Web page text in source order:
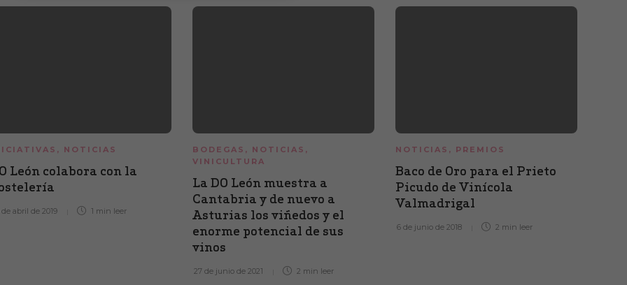
, NOTICIAS
León colabora con la
de abril de 2019 1 min leer
BODEGAS , NOTICIAS ,
VINICULTURA
La DO León muestra a
Cantabria y de nuevo a
Asturias los viñedos y el
enorme potencial de sus
vinos
27 de junio de 2021 2 min leer
NOTICIAS , PREMIOS
Baco de Oro para el Prieto
Picudo de Vinícola
Valmadrigal
6 de junio de 2018 2 min leer